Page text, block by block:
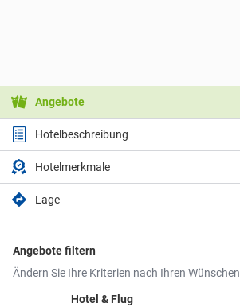
Angebote
Hotelbeschreibung
Hotelmerkmale
Lage
Angebote filtern
Ändern Sie Ihre Kriterien nach Ihren Wünschen
Hotel & Flug